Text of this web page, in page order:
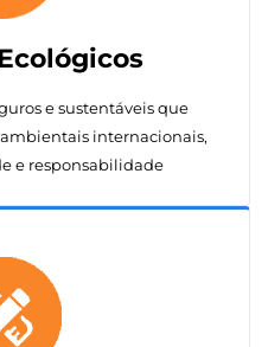
e sustentáveis que
internacionais,
e responsabilidade